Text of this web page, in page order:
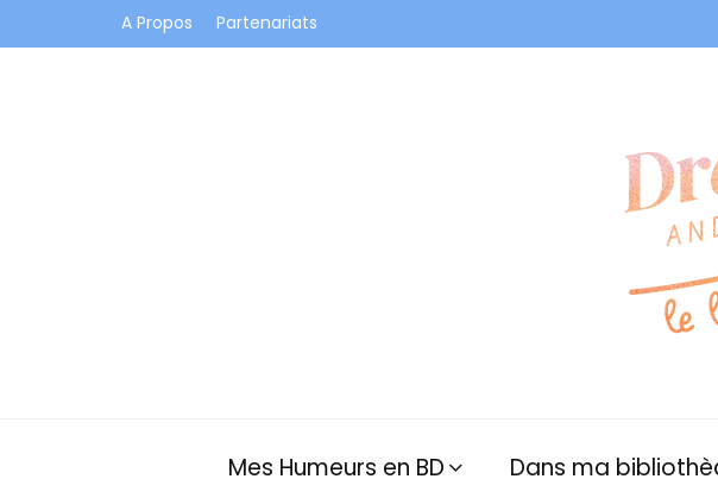
A Propos Partenariats
Mes Humeurs en BD Dans ma